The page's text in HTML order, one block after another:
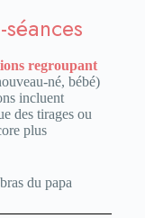
regroupant
né, bébé)
incluent
des tirages ou
plus